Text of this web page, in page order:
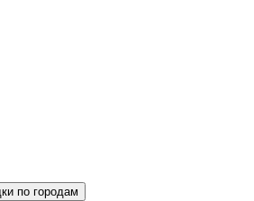
по городам